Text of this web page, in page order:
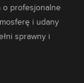
o profesjonalne
i udany
sprawny i